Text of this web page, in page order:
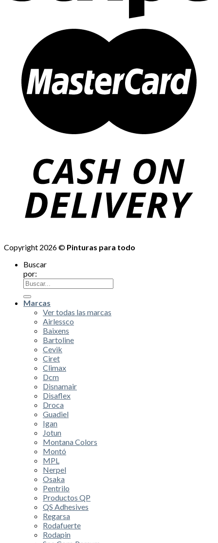
Copyright 2026 © Pinturas para todo
Buscar
por:
Marcas
Ver todas las marcas
Airlessco
Baixens
Bartoline
Cevik
Ciret
Climax
Dcm
Disnamair
Disaflex
Droca
Guadiel
Igan
Jotun
Montana Colors
Montó
MPL
Nerpel
Osaka
Pentrilo
Productos QP
QS Adhesives
Regarsa
Rodafuerte
Rodapin